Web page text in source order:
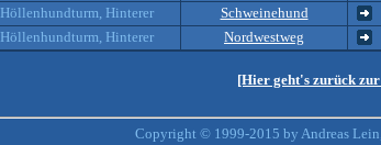
Höllenhundturm, Hinterer Schweinehund
Höllenhundturm, Hinterer Nordwestweg
[Hier geht's zurück zur
Copyright © 1999-2015 by Andreas